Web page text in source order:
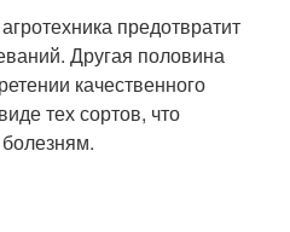
предотвратит
Другая половина
качественного
тех сортов, что